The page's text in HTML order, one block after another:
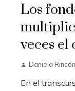
Los
veces
Daniela Rincón
En el